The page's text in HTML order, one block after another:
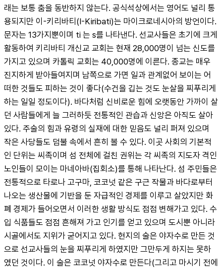
래는 보통 춤을 동반하지 않는다. 공식석상에서는 영어도 널리 통
용되지만 이-키리바티(I-Kiribati)는 마이크로네시아의 방언이다.
문자는 13가지뿐이며 ti 는 s를 나타낸다. 선교사들은 초기에 크게
활동하여 키리바티 개신교 교회는 현재 28,000명이 넘는 신도를
가지고 있으며 카톨릭 교회는 40,000명에 이른다. 종교는 매우
진지하게 받아들여지며 남쪽으로 가면 일과 관계없어 보이는 어
떠한 것들도 피하는 것이 좋다(수건을 깁는 것도 눈살을 찌푸리게
하는 일일 정도이다). 바다처럼 신비로운 힘에 오랫동안 가까이 살
던 사람들에게 늘 그러하듯 전통적인 관습과 신앙은 아직도 살아
있다. 주술의 힘과 유령의 실재에 대한 믿음도 널리 퍼져 있으며
작은 사당들도 덤불 속에서 흔히 볼 수 있다. 이곳 사회의 기본적
인 단위는 씨족이며 섬 전체에 걸친 권위는 각 씨족의 지도자 격인
노인들이 모이는 마네아바(집회소)를 통해 나타난다. 섬 주민들은
전통적으로 타로나 고구마, 코코넛 같은 구근 작물과 바다로부터
나오는 생산물에 기반을 둔 자급적인 경제를 이루고 살았지만 화
폐 경제가 들어오면서 이러한 생활 방식도 점점 변해가고 있다. 수
입 식품들도 점점 흔해져 가고 인기를 얻고 있으며 도시뿐 아니라
시골에서도 지위가 굳어지고 있다. 현지의 술은 야자수로 만든 것
으로 선교사들의 눈을 찌푸리게 하였지만 그만두게 하지는 못하
였던 것이다. 이 술은 코코넛 야자수로 만든다(그리고 마시기 전에